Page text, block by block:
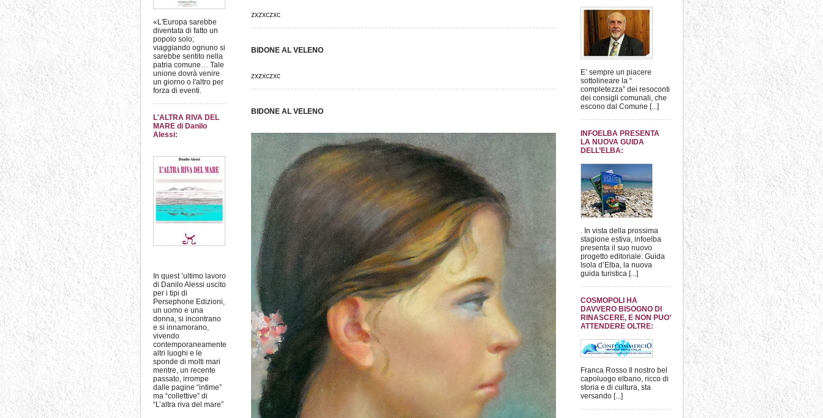
«L'Europa sarebbe
diventata di fatto un
popolo solo;
viaggiando ognuno si
sarebbe sentito nella
patria comune… Tale
unione dovrà venire
un giorno o l'altro per
forza di eventi.
L'ALTRA RIVA DEL
MARE di Danilo
Alessi:
In quest ’ultimo lavoro
di Danilo Alessi uscito
per i tipi di
Persephone Edizioni,
un uomo e una
donna, si incontrano
e si innamorano,
vivendo
contemporaneamente
altri luoghi e le
sponde di molti mari
mentre, un recente
passato, irrompe
dalle pagine “intime”
ma “collettive” di
“L’altra riva del mare”
zxzxczxc
BIDONE AL VELENO
zxzxczxc
BIDONE AL VELENO
E’ sempre un piacere
sottolineare la “
completezza” dei resoconti
dei consigli comunali, che
escono dal Comune [...]
INFOELBA PRESENTA
LA NUOVA GUIDA
DELL’ELBA:
. In vista della prossima
stagione estiva, infoelba
presenta il suo nuovo
progetto editoriale: Guida
Isola d’Elba, la nuova
guida turistica [...]
COSMOPOLI HA
DAVVERO BISOGNO DI
RINASCERE, E NON PUO’
ATTENDERE OLTRE:
Franca Rosso Il nostro bel
capoluogo elbano, ricco di
storia e di cultura, sta
versando [...]